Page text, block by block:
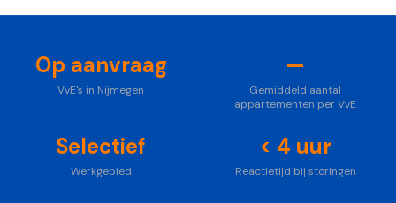
Op aanvraag
VvE's in Nijmegen
—
Gemiddeld aantal
appartementen per VvE
Selectief
Werkgebied
< 4 uur
Reactietijd bij storingen